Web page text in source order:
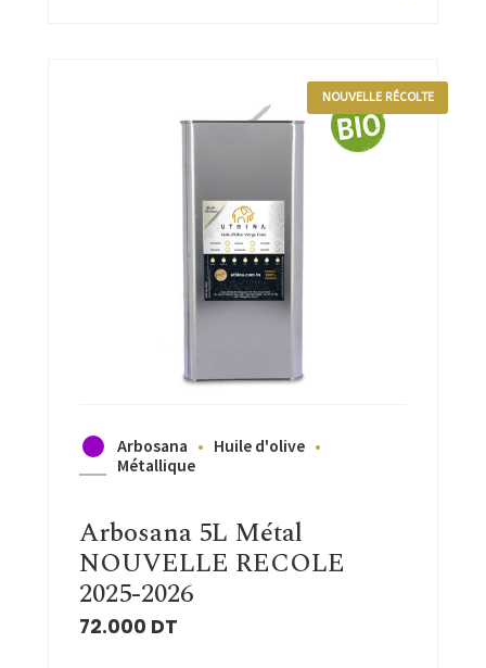
NOUVELLE RÉCOLTE
Arbosana
Huile d'olive
Métallique
Arbosana 5L Métal
NOUVELLE RECOLE
2025-2026
72.000 DT